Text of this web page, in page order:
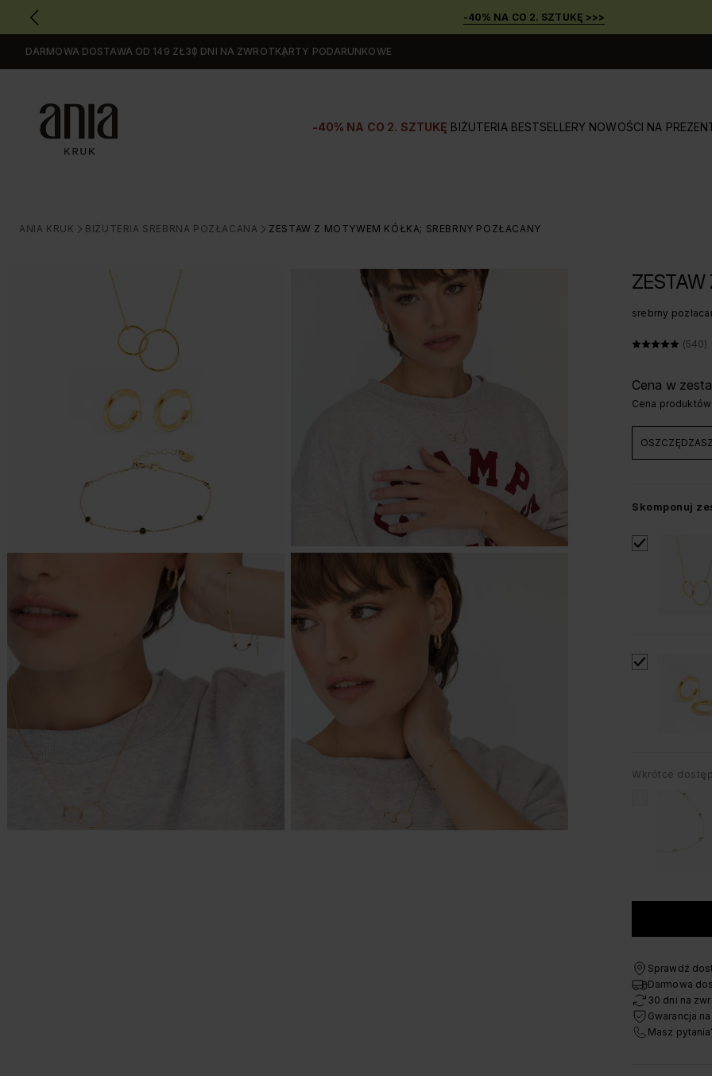
GŁÓWNEJ
ZAWARTOŚCI
MENU
-40% NA CO 2. SZTUKĘ >>>
DARMOWA DOSTAWA OD 149 ZŁ30 DNI NA ZWROTKARTY PODARUNKOWE
-40% NA CO 2. SZTUKĘ BIŻUTERIA BESTSELLERY NOWOŚCI NA
ANIA KRUK
>
BIŻUTERIA SREBRNA POZŁACANA
>
ZESTAW Z MOTYWEM KÓŁKA; SREBRNY POZŁACANY
srebrny
(540)
Cena w
Cena
Skomponuj
Wkrótce
Sprawdź
Darmowa
30 dni na
Gwarancja
Masz